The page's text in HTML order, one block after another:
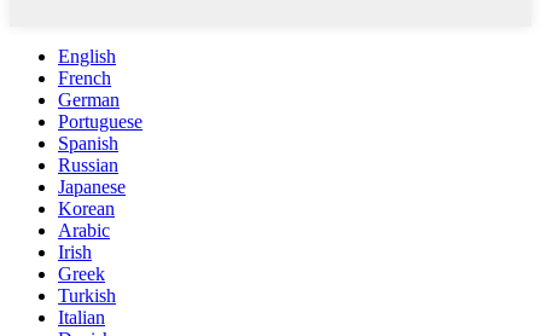
English
French
German
Portuguese
Spanish
Russian
Japanese
Korean
Arabic
Irish
Greek
Turkish
Italian